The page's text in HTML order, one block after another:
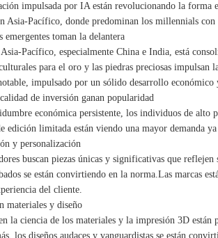
impulsada por IA están revolucionando la forma
Asia-Pacífico, donde predominan los millennials
emergentes toman la delantera
Pacífico, especialmente China e India, está
para el oro y las piedras preciosas
impulsado por un sólido desarrollo económico
de inversión ganan popularidad
económica persistente, los individuos de alto
edición limitada están viendo una mayor demanda
y personalización
buscan piezas únicas y significativas que
se están convirtiendo en la norma.Las marcas
del cliente.
materiales y diseño
la ciencia de los materiales y la impresión 3D
los diseños audaces y vanguardistas se están